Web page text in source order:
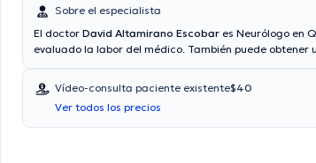
Sobre el especialista
El doctor David Altamirano Escobar es Neurólogo en
evaluado la labor del médico. También puede obtener
aseguradora son aceptadas. El precio de la consulta
Altamirano Escobar es de $50. Algunos de los servicios
consultorio son: Electroencefalograma.
Vídeo-consulta paciente existente$40
Ver todos los precios